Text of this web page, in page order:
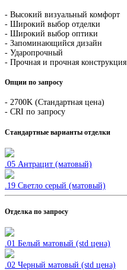
- Высокий визуальный комфорт
- Широкий выбор отделки
- Широкий выбор оптики
- Запоминающийся дизайн
- Ударопрочный
- Прочная и прочная конструкция
Опции по запросу
- 2700K (Стандартная цена)
- CRI по запросу
Стандартные варианты отделки
.05 Антрацит (матовый)
.19 Светло серый (матовый)
Отделка по запросу
.01 Белый матовый (std цена)
.02 Черный матовый (std цена)